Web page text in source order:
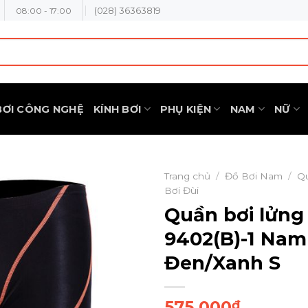
08:00 - 17:00 (028) 36363819
CÔNG NGHỆ KÍNH BƠI PHỤ KIỆN NAM NỮ
Trang chủ / Đồ Bơi Nam /
Bơi Đùi
Quần bơi lửng
9402(B)-1 Nam
Đen/Xanh S